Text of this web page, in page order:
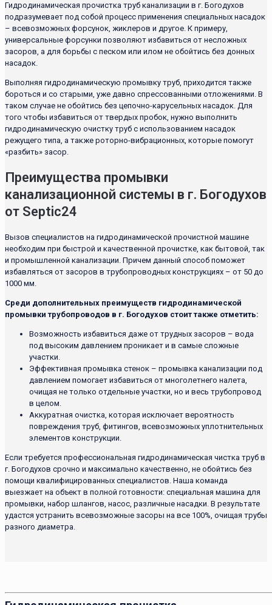
Гидродинамическая прочистка труб канализации в г. Богодухов
подразумевает под собой процесс применения специальных насадок
– всевозможных форсунок, жиклеров и другое. К примеру,
универсальные форсунки позволяют избавиться от несложных
засоров, а для борьбы с песком или илом не обойтись без донных
насадок.
Выполняя гидродинамическую промывку труб, приходится также
бороться и со старыми, уже давно спрессованными отложениями. В
таком случае не обойтись без цепочно-карусельных насадок. Для
того чтобы избавиться от твердых пробок, нужно выполнить
гидродинамическую очистку труб с использованием насадок
режущего типа, а также роторно-вибрационных, которые помогут
«разбить» засор.
Преимущества промывки
канализационной системы в г. Богодухов
от Septic24
Вызов специалистов на гидродинамической прочистной машине
необходим при быстрой и качественной прочистке, как бытовой, так
и промышленной канализации. Причем данный способ поможет
избавляться от засоров в трубопроводных конструкциях – от 50 до
1000 мм.
Среди дополнительных преимуществ гидродинамической
промывки трубопроводов в г. Богодухов стоит также отметить:
Возможность избавиться даже от трудных засоров – вода
под высоким давлением проникает и в самые сложные
участки.
Эффективная промывка стенок – промывка канализации под
давлением помогает избавиться от многолетнего налета,
очищая не только отдельные участки, но и весь трубопровод
в целом.
Аккуратная очистка, которая исключает вероятность
повреждения труб, фитингов, всевозможных уплотнительных
элементов конструкции.
Если требуется профессиональная гидродинамическая чистка труб в
г. Богодухов срочно и максимально качественно, не обойтись без
помощи квалифицированных специалистов. Наша команда
выезжает на объект в полной готовности: специальная машина для
промывки, набор шлангов, насос, различные насадки. В результате
удастся устранить всевозможные засоры на все 100%, очищая трубы
разного диаметра.